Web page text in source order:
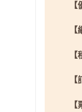
【
【
【
【
【